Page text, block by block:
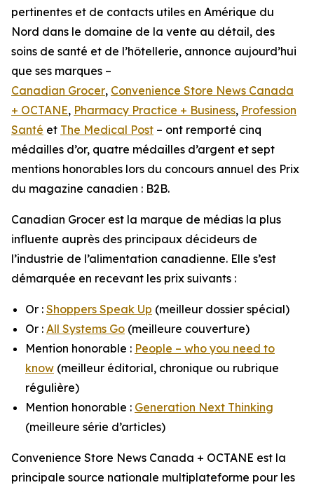
pertinentes et de contacts utiles en Amérique du
Nord dans le domaine de la vente au détail, des
soins de santé et de l’hôtellerie, annonce aujourd’hui
que ses marques –
Canadian Grocer, Convenience Store News Canada
+ OCTANE, Pharmacy Practice + Business, Profession
Santé et The Medical Post – ont remporté cinq
médailles d’or, quatre médailles d’argent et sept
mentions honorables lors du concours annuel des Prix
du magazine canadien : B2B.
Canadian Grocer est la marque de médias la plus
influente auprès des principaux décideurs de
l’industrie de l’alimentation canadienne. Elle s’est
démarquée en recevant les prix suivants :
Or : Shoppers Speak Up (meilleur dossier spécial)
Or : All Systems Go (meilleure couverture)
Mention honorable : People – who you need to
know (meilleur éditorial, chronique ou rubrique
régulière)
Mention honorable : Generation Next Thinking
(meilleure série d’articles)
Convenience Store News Canada + OCTANE est la
principale source nationale multiplateforme pour les